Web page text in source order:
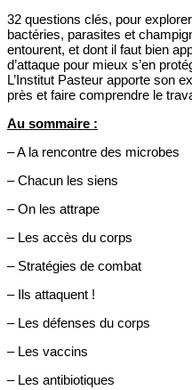
32 questions clés, pour
bactéries, parasites et
entourent, et dont il faut bien
d’attaque pour mieux s’en
L’Institut Pasteur apporte son
près et faire comprendre le
Au sommaire :
– A la rencontre des microbes
– Chacun les siens
– On les attrape
– Les accès du corps
– Stratégies de combat
– Ils attaquent !
– Les défenses du corps
– Les vaccins
– Les antibiotiques